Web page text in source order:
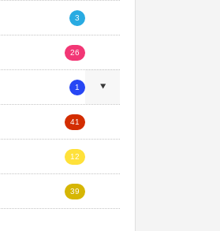
3
26
1
41
12
39